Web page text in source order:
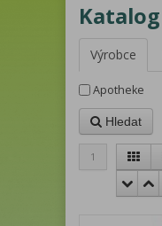
Katalog
Výrobce
Apotheke
Hledat
1